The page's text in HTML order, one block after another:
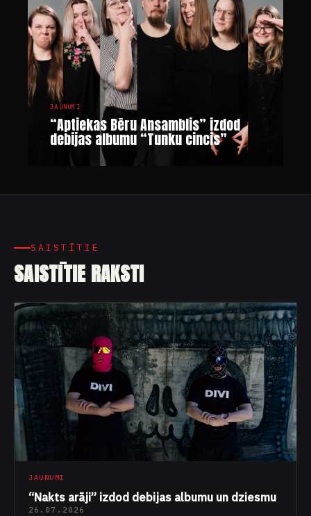
JAUNUMI
“Aptiekas Bēru Ansamblis” izdod
debijas albumu “Tunku cincis”
SAISTĪTIE
SAISTĪTIE RAKSTI
JAUNUMI
“Nakts arāji” izdod debijas albumu un dziesmu
26.07.2026